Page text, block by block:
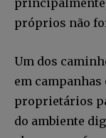
próprios não
Um dos
em
proprietários
do ambiente